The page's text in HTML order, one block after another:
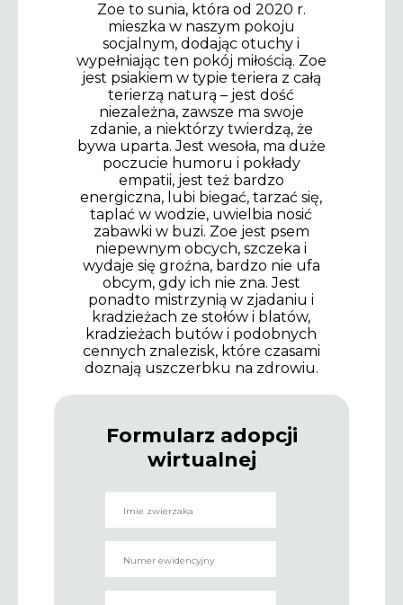
Zoe to sunia, która od 2020 r.
mieszka w naszym pokoju
socjalnym, dodając otuchy i
wypełniając ten pokój miłością. Zoe
jest psiakiem w typie teriera z całą
terierzą naturą – jest dość
niezależna, zawsze ma swoje
zdanie, a niektórzy twierdzą, że
bywa uparta. Jest wesoła, ma duże
poczucie humoru i pokłady
empatii, jest też bardzo
energiczna, lubi biegać, tarzać się,
taplać w wodzie, uwielbia nosić
zabawki w buzi. Zoe jest psem
niepewnym obcych, szczeka i
wydaje się groźna, bardzo nie ufa
obcym, gdy ich nie zna. Jest
ponadto mistrzynią w zjadaniu i
kradzieżach ze stołów i blatów,
kradzieżach butów i podobnych
cennych znalezisk, które czasami
doznają uszczerbku na zdrowiu.
Formularz adopcji
wirtualnej